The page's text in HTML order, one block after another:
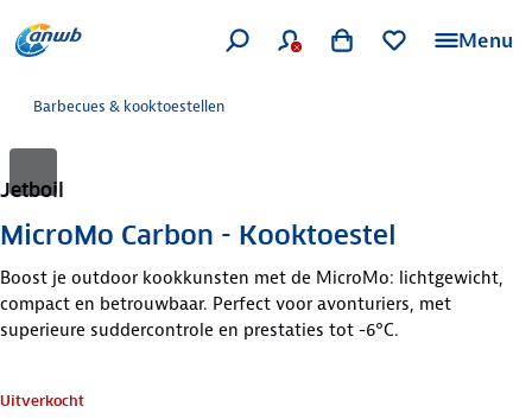
Menu
Barbecues & kooktoestellen
Jetboil
MicroMo Carbon - Kooktoestel
Boost je outdoor kookkunsten met de MicroMo: lichtgewicht,
compact en betrouwbaar. Perfect voor avonturiers, met
superieure suddercontrole en prestaties tot -6°C.
Uitverkocht